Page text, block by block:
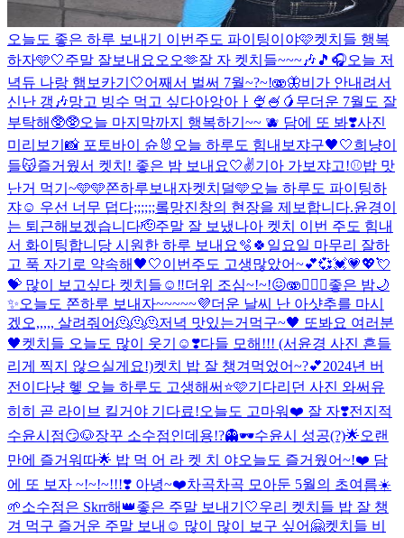
오늘도 좋은 하루 보내기 이번주도 파이팅이야🩷켓치들 행복
하자🩵🤍주말 잘보내요오오🫶잘 자 켓치들~~~🎶🎵🎧오늘 저
녁듀 나랑 햄보카기🤍어째서 벌써 7월~?~!🫨🦋비가 안내려서
신난 갱🎶망고 빙수 먹고 싶다아앙아ㅏ🍨🍧🥭 무더운 7월도 잘
부탁해🥸🥸오늘 마지막까지 행복하기~~ 🫐 담에 또 봐❣️사진
미리보기📸 포토바이 슌🐰 오늘 하루도 힘내보쟈구🖤🤍희냥이
들😽즐거웠서 켓치! 좋은 밤 보내요🤍✌️기아 가보쟈고!⚾️밥 맛
난거 먹기~🩵🩵쫀하루보내자켓치덜🩵오늘 하루도 파이팅하
쟈☺️ 우선 너무 덥다;;;;;;롴망진창의 현장을 제보합니다.윤경이
는 퇴근해보겠습니다🫡주말 잘 보냈나아 켓치 이번 주도 힘내
서 화이팅합니당 시원한 하루 보내요🫧🍀 일요일 마무리 잘하
고 푹 자기로 약속해🖤🤍이번주도 고생많았어~💕💞💓💗💖💘
💝 많이 보고싶다 켓치들☺️‼️더위 조심~!~!😖🫨❤️‍🔥🧸좋은 밤🌙
✨오늘도 쫀하루 보내자~~~~~💜더운 날씨 난 아샷추를 마시
겠오,,,,, 살려줘어🫠🫠🫠저녁 맛있는거먹구~🖤 또봐요 여러분
🖤켓치들 오늘도 많이 웃기☺️❣️다들 모해!!! (서윤경 사진 흔들
리게 찍지 않으실게요!)켓치 밥 잘 챙겨먹었어~?💕2024년 버
전이다냥 헿 오늘 하루도 고생해써⭐️🩷기다리던 사진 와써유
히히 곧 라이브 킬거야 기다료!오늘도 고마워❤️ 잘 자❣️전지적
수윤시점😏🐶장꾸 소수점인데용!?👻🕶️수윤시 성공(?)🌟오랜
만에 즐거워따🌟 밥 먹 어 라 켓 치 야오늘도 즐거웠어~!❤️ 담
에 또 보자 ~!~!~!!!❣️ 아녕~❤️차곡차곡 모아둔 5월의 초여름☀️
🌱소수점은 Skrr해👑좋은 주말 보내기🤍우리 켓치들 밥 잘 챙
겨 먹구 즐거운 주말 보내☺️ 많이 많이 보구 싶어🤗켓치들 비